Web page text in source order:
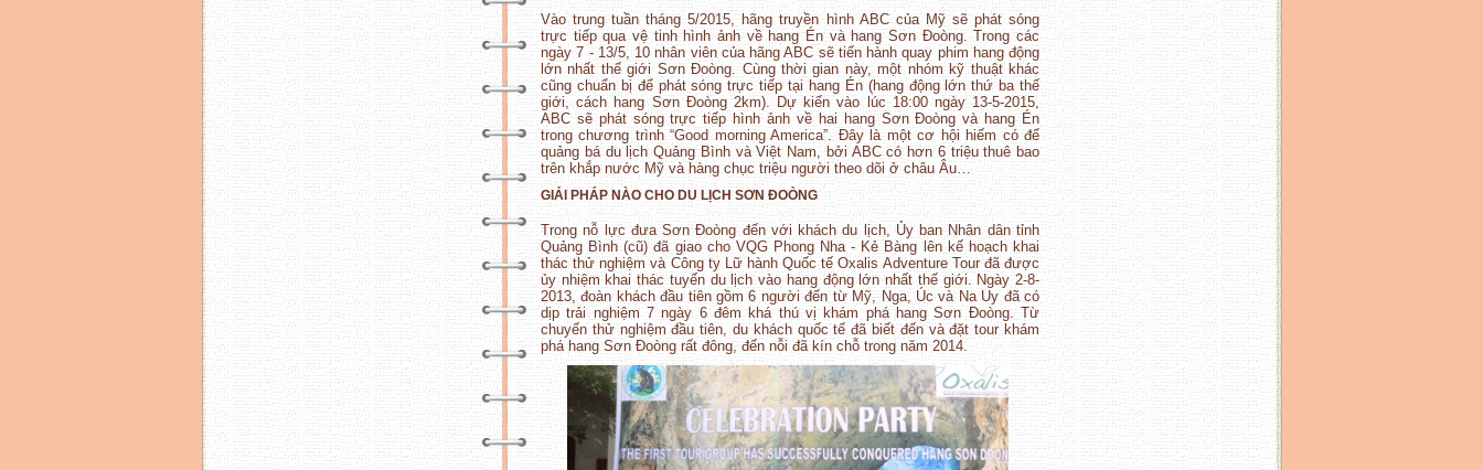
Vào trung tuần tháng 5/2015, hãng truyền hình ABC của Mỹ sẽ phát sóng
trực tiếp qua vệ tinh hình ảnh về hang Én và hang Sơn Đoòng. Trong các
ngày 7 - 13/5, 10 nhân viên của hãng ABC sẽ tiến hành quay phim hang động
lớn nhất thế giới Sơn Đoòng. Cùng thời gian này, một nhóm kỹ thuật khác
cũng chuẩn bị để phát sóng trực tiếp tại hang Én (hang động lớn thứ ba thế
giới, cách hang Sơn Đoòng 2km). Dự kiến vào lúc 18:00 ngày 13-5-2015,
ABC sẽ phát sóng trực tiếp hình ảnh về hai hang Sơn Đoòng và hang Én
trong chương trình “Good morning America”. Đây là một cơ hội hiếm có để
quảng bá du lịch Quảng Bình và Việt Nam, bởi ABC có hơn 6 triệu thuê bao
trên khắp nước Mỹ và hàng chục triệungười theo dõi ở châu Âu…
GIẢI PHÁP NÀO CHO DU LỊCH SƠN ĐOÒNG
Trong nỗ lực đưa Sơn Đoòng đến với khách du lịch, Ủy ban Nhân dân tỉnh
Quảng Bình (cũ) đã giao cho VQG Phong Nha - Kẻ Bàng lên kế hoạch khai
thác thử nghiệm và Công ty Lữ hành Quốc tế Oxalis Adventure Tour đã được
ủy nhiệm khai thác tuyến du lịch vào hang động lớn nhất thế giới. Ngày 2-8-
2013, đoàn khách đầu tiên gồm 6 người đến từ Mỹ, Nga, Úc và Na Uy đã có
dịp trải nghiệm 7 ngày 6 đêm khá thú vị khám phá hang Sơn Đoòng. Từ
chuyến thử nghiệm đầu tiên, du khách quốc tế đã biết đến và đặt tour khám
phá hang Sơn Đoòng rất đông, đến nỗi đã kín chỗ trong năm 2014.